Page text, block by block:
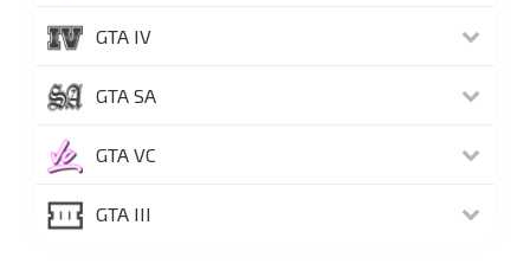
GTA IV
GTA SA
GTA VC
GTA III